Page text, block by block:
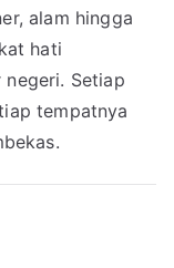
alam hingga
hati
negeri. Setiap
tempatnya